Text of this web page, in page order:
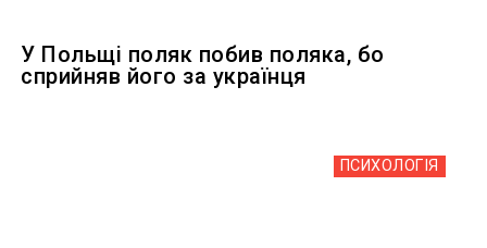
У Польщі поляк побив поляка, бо
сприйняв його за українця
ПСИХОЛОГІЯ